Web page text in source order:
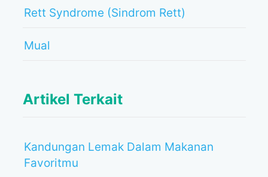
Rett Syndrome (Sindrom Rett)
Mual
Artikel Terkait
Kandungan Lemak Dalam Makanan
Favoritmu